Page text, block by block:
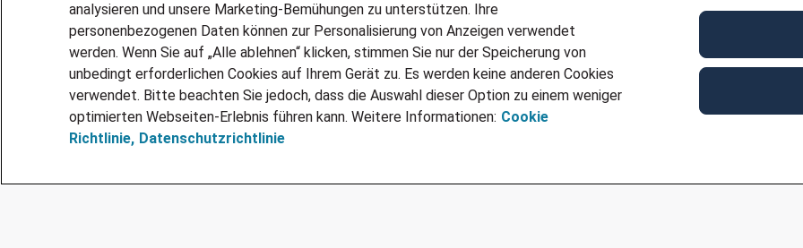
Services
JOBSUCHE
LEBENSLAUF GENERATOR
ZEITARBEIT
PERSONALVERMITTLUNG
PARTNERSHIP WITH AIRBUS
analysieren und unsere Marketing-Bemühungen zu unterstützen. Ihre
personenbezogenen Daten können zur Personalisierung von Anzeigen verwendet
werden. Wenn Sie auf „Alle ablehnen“ klicken, stimmen Sie nur der Speicherung von
unbedingt erforderlichen Cookies auf Ihrem Gerät zu. Es werden keine anderen Cookies
verwendet. Bitte beachten Sie jedoch, dass die Auswahl dieser Option zu einem weniger
optimierten Webseiten-Erlebnis führen kann. Weitere Informationen: Cookie
Richtlinie, Datenschutzrichtlinie